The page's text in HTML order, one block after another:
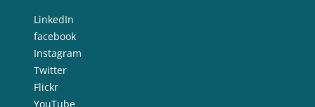
LinkedIn
facebook
Instagram
Twitter
Flickr
YouTube